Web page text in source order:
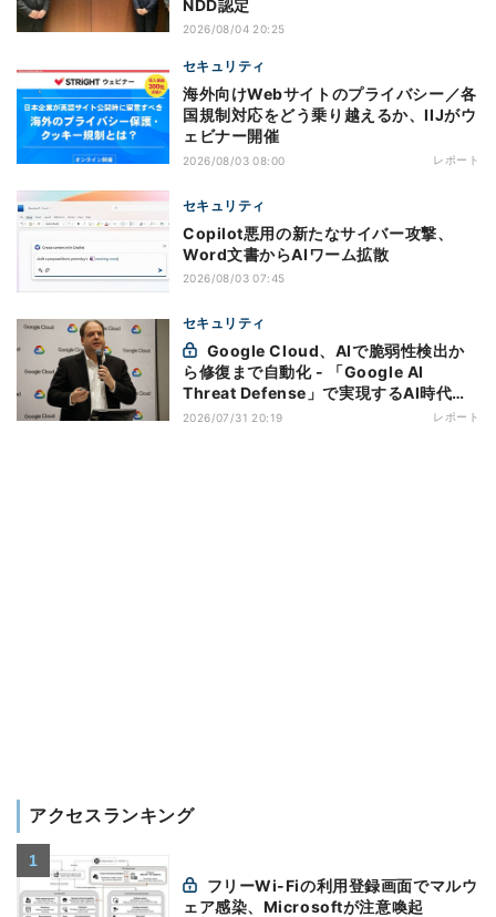
NDD認定
2026/08/04 20:25
セキュリティ
海外向けWebサイトのプライバシー／各
国規制対応をどう乗り越えるか、IIJがウ
ェビナー開催
2026/08/03 08:00 レポート
セキュリティ
Copilot悪用の新たなサイバー攻撃、
Word文書からAIワーム拡散
2026/08/03 07:45
セキュリティ
ら修復まで自動化 - 「Google AI
Threat Defense」で実現するAI時代の
防御戦略
2026/07/31 20:19 レポート
アクセスランキング
ェア感染、Microsoftが注意喚起